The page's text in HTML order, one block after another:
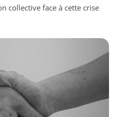
collective face à cette crise